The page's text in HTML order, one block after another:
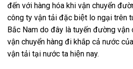
đến với hàng hóa khi vận chuyển
công ty vận tải đặc biệt lo ngại trên
Bắc Nam do đây là tuyến đường vận
vận chuyển hàng đi khắp cả nước
vận tải tại nước ta hiện nay.